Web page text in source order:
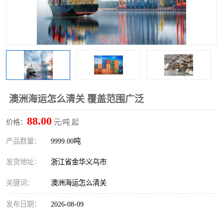
澳洲海运怎么清关 覆盖范围广泛
价格： 88.00 元/吨 起
产品数量： 9999.00吨
发货地址： 浙江省金华义乌市
关键词： 澳洲海运怎么清关
发布日期： 2026-08-09